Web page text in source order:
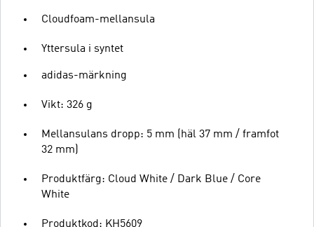
Cloudfoam-mellansula
Yttersula i syntet
adidas-märkning
Vikt: 326 g
Mellansulans dropp: 5 mm (häl 37 mm / framfot
32 mm)
Produktfärg: Cloud White / Dark Blue / Core
White
Produktkod: KH5609